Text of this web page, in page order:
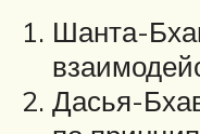
Шанта-
Дасья-